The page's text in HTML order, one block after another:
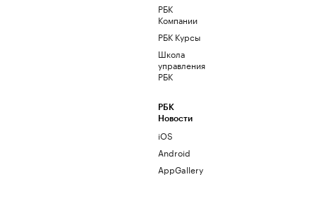
РБК
Компании
РБК Курсы
Школа
управления
РБК
РБК
Новости
iOS
Android
AppGallery